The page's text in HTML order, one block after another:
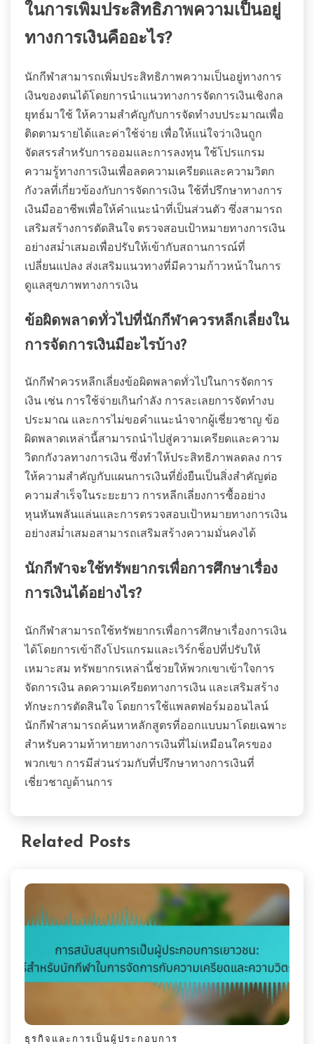
ในการเพิ่มประสิทธิภาพความเป็นอยู่
ทางการเงินคืออะไร?
นักกีฬาสามารถเพิ่มประสิทธิภาพความเป็นอยู่ทางการ
เงินของตนได้โดยการนำแนวทางการจัดการเงินเชิงกล
ยุทธ์มาใช้ ให้ความสำคัญกับการจัดทำงบประมาณเพื่อ
ติดตามรายได้และค่าใช้จ่าย เพื่อให้แน่ใจว่าเงินถูก
จัดสรรสำหรับการออมและการลงทุน ใช้โปรแกรม
ความรู้ทางการเงินเพื่อลดความเครียดและความวิตก
กังวลที่เกี่ยวข้องกับการจัดการเงิน ใช้ที่ปรึกษาทางการ
เงินมืออาชีพเพื่อให้คำแนะนำที่เป็นส่วนตัว ซึ่งสามารถ
เสริมสร้างการตัดสินใจ ตรวจสอบเป้าหมายทางการเงิน
อย่างสม่ำเสมอเพื่อปรับให้เข้ากับสถานการณ์ที่
เปลี่ยนแปลง ส่งเสริมแนวทางที่มีความก้าวหน้าในการ
ดูแลสุขภาพทางการเงิน
ข้อผิดพลาดทั่วไปที่นักกีฬาควรหลีกเลี่ยงใน
การจัดการเงินมีอะไรบ้าง?
นักกีฬาควรหลีกเลี่ยงข้อผิดพลาดทั่วไปในการจัดการ
เงิน เช่น การใช้จ่ายเกินกำลัง การละเลยการจัดทำงบ
ประมาณ และการไม่ขอคำแนะนำจากผู้เชี่ยวชาญ ข้อ
ผิดพลาดเหล่านี้สามารถนำไปสู่ความเครียดและความ
วิตกกังวลทางการเงิน ซึ่งทำให้ประสิทธิภาพลดลง การ
ให้ความสำคัญกับแผนการเงินที่ยั่งยืนเป็นสิ่งสำคัญต่อ
ความสำเร็จในระยะยาว การหลีกเลี่ยงการซื้ออย่าง
หุนหันพลันแล่นและการตรวจสอบเป้าหมายทางการเงิน
อย่างสม่ำเสมอสามารถเสริมสร้างความมั่นคงได้
นักกีฬาจะใช้ทรัพยากรเพื่อการศึกษาเรื่อง
การเงินได้อย่างไร?
นักกีฬาสามารถใช้ทรัพยากรเพื่อการศึกษาเรื่องการเงิน
ได้โดยการเข้าถึงโปรแกรมและเวิร์กช็อปที่ปรับให้
เหมาะสม ทรัพยากรเหล่านี้ช่วยให้พวกเขาเข้าใจการ
จัดการเงิน ลดความเครียดทางการเงิน และเสริมสร้าง
ทักษะการตัดสินใจ โดยการใช้แพลตฟอร์มออนไลน์
นักกีฬาสามารถค้นหาหลักสูตรที่ออกแบบมาโดยเฉพาะ
สำหรับความท้าทายทางการเงินที่ไม่เหมือนใครของ
พวกเขา การมีส่วนร่วมกับที่ปรึกษาทางการเงินที่
เชี่ยวชาญด้านการ
Related Posts
ธุรกิจและการเป็นผู้ประกอบการ